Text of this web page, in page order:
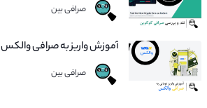
صرافی بین
آموزش واریز به صرافی والکس
صرافی بین